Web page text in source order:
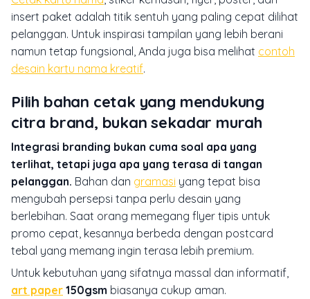
insert paket adalah titik sentuh yang paling cepat dilihat
pelanggan. Untuk inspirasi tampilan yang lebih berani
namun tetap fungsional, Anda juga bisa melihat contoh
desain kartu nama kreatif.
Pilih bahan cetak yang mendukung
citra brand, bukan sekadar murah
Integrasi branding bukan cuma soal apa yang
terlihat, tetapi juga apa yang terasa di tangan
pelanggan. Bahan dan gramasi yang tepat bisa
mengubah persepsi tanpa perlu desain yang
berlebihan. Saat orang memegang flyer tipis untuk
promo cepat, kesannya berbeda dengan postcard
tebal yang memang ingin terasa lebih premium.
Untuk kebutuhan yang sifatnya massal dan informatif,
art paper 150gsm biasanya cukup aman.